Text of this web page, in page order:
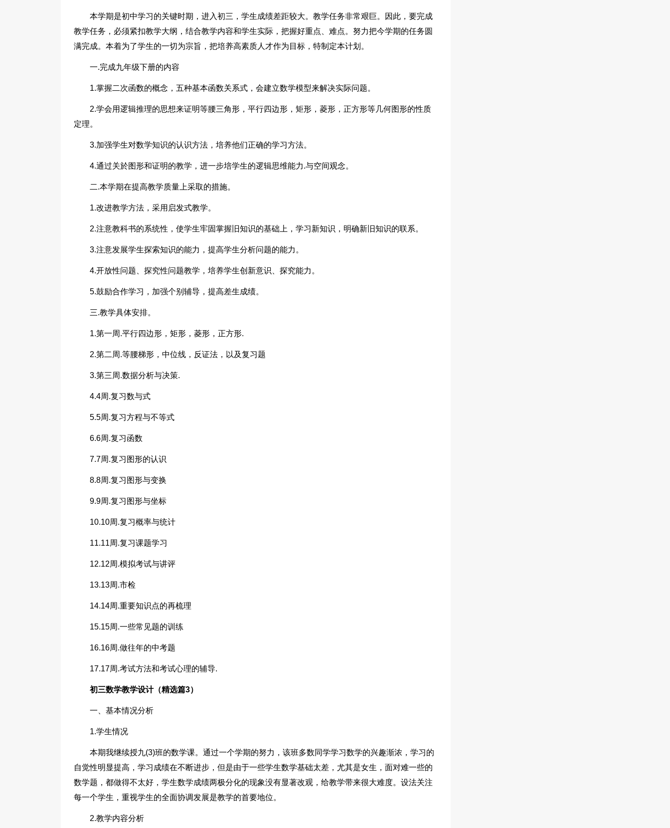
本学期是初中学习的关键时期，进入初三，学生成绩差距较大。教学任务非常艰巨。因此，要完成
教学任务，必须紧扣教学大纲，结合教学内容和学生实际，把握好重点、难点。努力把今学期的任务圆
满完成。本着为了学生的一切为宗旨，把培养高素质人才作为目标，特制定本计划。
一.完成九年级下册的内容
1.掌握二次函数的概念，五种基本函数关系式，会建立数学模型来解决实际问题。
2.学会用逻辑推理的思想来证明等腰三角形，平行四边形，矩形，菱形，正方形等几何图形的性质
定理。
3.加强学生对数学知识的认识方法，培养他们正确的学习方法。
4.通过关於图形和证明的教学，进一步培学生的逻辑思维能力.与空间观念。
二.本学期在提高教学质量上采取的措施。
1.改进教学方法，采用启发式教学。
2.注意教科书的系统性，使学生牢固掌握旧知识的基础上，学习新知识，明确新旧知识的联系。
3.注意发展学生探索知识的能力，提高学生分析问题的能力。
4.开放性问题、探究性问题教学，培养学生创新意识、探究能力。
5.鼓励合作学习，加强个别辅导，提高差生成绩。
三.教学具体安排。
1.第一周.平行四边形，矩形，菱形，正方形.
2.第二周.等腰梯形，中位线，反证法，以及复习题
3.第三周.数据分析与决策.
4.4周.复习数与式
5.5周.复习方程与不等式
6.6周.复习函数
7.7周.复习图形的认识
8.8周.复习图形与变换
9.9周.复习图形与坐标
10.10周.复习概率与统计
11.11周.复习课题学习
12.12周.模拟考试与讲评
13.13周.市检
14.14周.重要知识点的再梳理
15.15周.一些常见题的训练
16.16周.做往年的中考题
17.17周.考试方法和考试心理的辅导.
初三数学教学设计（精选篇3）
一、基本情况分析
1.学生情况
本期我继续授九(3)班的数学课。通过一个学期的努力，该班多数同学学习数学的兴趣渐浓，学习的
自觉性明显提高，学习成绩在不断进步，但是由于一些学生数学基础太差，尤其是女生，面对难一些的
数学题，都做得不太好，学生数学成绩两极分化的现象没有显著改观，给教学带来很大难度。设法关注
每一个学生，重视学生的全面协调发展是教学的首要地位。
2.教学内容分析